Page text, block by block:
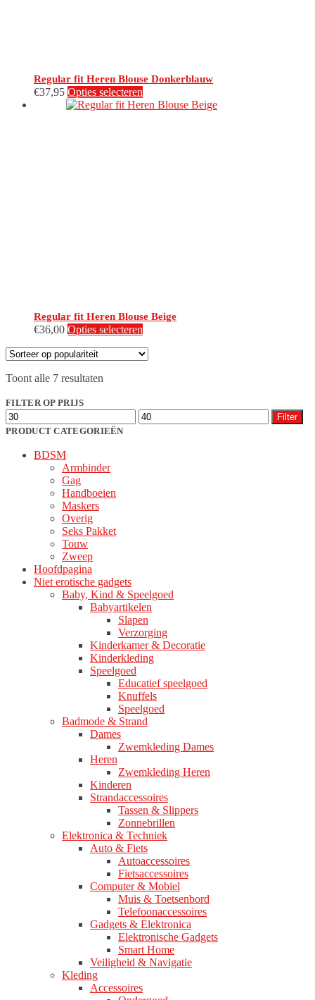
Regular fit Heren Blouse Donkerblauw
€37,95 Opties selecteren
product
Regular fit Heren Blouse Beige
€36,00 Opties selecteren
heeft
kan
Toont alle 7 resultaten
FILTER OP PRIJS
Min.
prijs
Max.
prijs
Filter
PRODUCT CATEGORIEËN
BDSM
Armbinder
Gag
Handboeien
Maskers
Overig
Seks Pakket
Touw
Zweep
Hoofdpagina
Niet erotische gadgets
Baby, Kind & Speelgoed
Babyartikelen
Slapen
Verzorging
Kinderkamer & Decoratie
Kinderkleding
Speelgoed
Educatief speelgoed
Knuffels
Speelgoed
Badmode & Strand
Dames
Zwemkleding Dames
Heren
Zwemkleding Heren
Kinderen
Strandaccessoires
Tassen & Slippers
Zonnebrillen
Elektronica & Techniek
Auto & Fiets
Autoaccessoires
Fietsaccessoires
Computer & Mobiel
Muis & Toetsenbord
Telefoonaccessoires
Gadgets & Elektronica
Elektronische Gadgets
Smart Home
Veiligheid & Navigatie
Kleding
Accessoires